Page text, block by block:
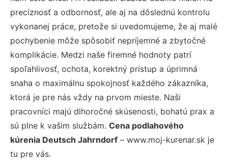
precíznosť a odbornosť, ale aj na dôslednú kontrolu
vykonanej práce, pretože si uvedomujeme, že aj malé
pochybenie môže spôsobiť nepríjemné a zbytočné
komplikácie. Medzi naše firemné hodnoty patrí
spoľahlivosť, ochota, korektný prístup a úprimná
snaha o maximálnu spokojnosť každého zákazníka,
ktorá je pre nás vždy na prvom mieste. Naši
pracovníci majú dlhoročné skúsenosti, bohatú prax a
sú plne k vašim službám. Cena podlahového
kúrenia Deutsch Jahrndorf – www.moj-kurenar.sk je
tu pre vás.